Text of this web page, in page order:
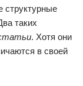
структурные
таких
. Хотя они
в своей